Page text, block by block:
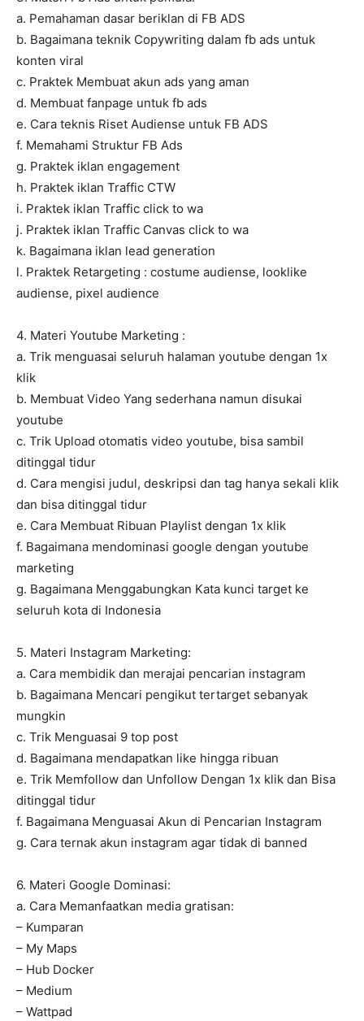
a. Pemahaman dasar beriklan di FB ADS
b. Bagaimana teknik Copywriting dalam fb ads untuk
konten viral
c. Praktek Membuat akun ads yang aman
d. Membuat fanpage untuk fb ads
e. Cara teknis Riset Audiense untuk FB ADS
f. Memahami Struktur FB Ads
g. Praktek iklan engagement
h. Praktek iklan Traffic CTW
i. Praktek iklan Traffic click to wa
j. Praktek iklan Traffic Canvas click to wa
k. Bagaimana iklan lead generation
l. Praktek Retargeting : costume audiense, looklike
audiense, pixel audience
4. Materi Youtube Marketing :
a. Trik menguasai seluruh halaman youtube dengan 1x
klik
b. Membuat Video Yang sederhana namun disukai
youtube
c. Trik Upload otomatis video youtube, bisa sambil
ditinggal tidur
d. Cara mengisi judul, deskripsi dan tag hanya sekali klik
dan bisa ditinggal tidur
e. Cara Membuat Ribuan Playlist dengan 1x klik
f. Bagaimana mendominasi google dengan youtube
marketing
g. Bagaimana Menggabungkan Kata kunci target ke
seluruh kota di Indonesia
5. Materi Instagram Marketing:
a. Cara membidik dan merajai pencarian instagram
b. Bagaimana Mencari pengikut tertarget sebanyak
mungkin
c. Trik Menguasai 9 top post
d. Bagaimana mendapatkan like hingga ribuan
e. Trik Memfollow dan Unfollow Dengan 1x klik dan Bisa
ditinggal tidur
f. Bagaimana Menguasai Akun di Pencarian Instagram
g. Cara ternak akun instagram agar tidak di banned
6. Materi Google Dominasi:
a. Cara Memanfaatkan media gratisan:
– Kumparan
– My Maps
– Hub Docker
– Medium
– Wattpad